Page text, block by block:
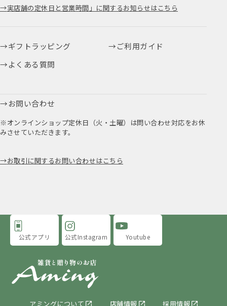
実店舗の定休日と営業時間」に関するお知らせはこちら
ギフトラッピング
ご利用ガイド
よくある質問
お問い合わせ
※オンラインショップ定休日（火・土曜）は問い合わせ対応をお休
みさせていただきます。
お取引に関するお問い合わせはこちら
アミングについて 店舗情報 採用情報
公式アプリ 公式Instagram Youtube